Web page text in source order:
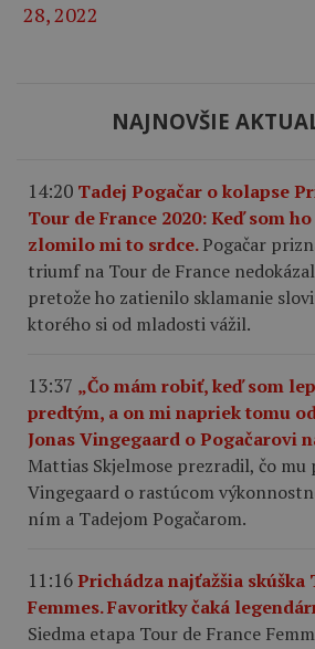
28, 2022
NAJNOVŠIE
14:20 Tadej Pogačar o kolapse
Tour de France 2020: Keď som
zlomilo mi to srdce.Pogačar
triumf na Tour de France
pretože ho zatienilo sklamanie
ktorého si od mladosti vážil.
13:37 „Čo mám robiť, keď som
predtým, a on mi napriek tomu
Jonas Vingegaard o Pogačarovi
Mattias Skjelmose prezradil, čo mu
Vingegaard o rastúcom
ním a Tadejom Pogačarom.
11:16Prichádza najťažšia skúška
Femmes. Favoritky čaká
Siedma etapa Tour de France